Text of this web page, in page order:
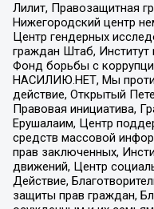
Лилит, Правозащитная
Нижегородский центр
Центр гендерных
граждан Штаб, Институт
Фонд борьбы с
НАСИЛИЮ.НЕТ, Мы
действие, Открытый
Правовая инициатива,
Ерушалаим, Центр
средств массовой
прав заключенных,
движений, Центр
Действие,
защиты прав граждан,